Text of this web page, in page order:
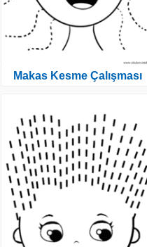
Makas Kesme Çalışması